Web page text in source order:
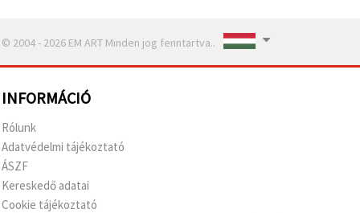
© 2004 - 2026 EM ART Minden jog fenntartva..
INFORMÁCIÓ
Rólunk
Adatvédelmi tájékoztató
ÁSZF
Kereskedő adatai
Cookie tájékoztató